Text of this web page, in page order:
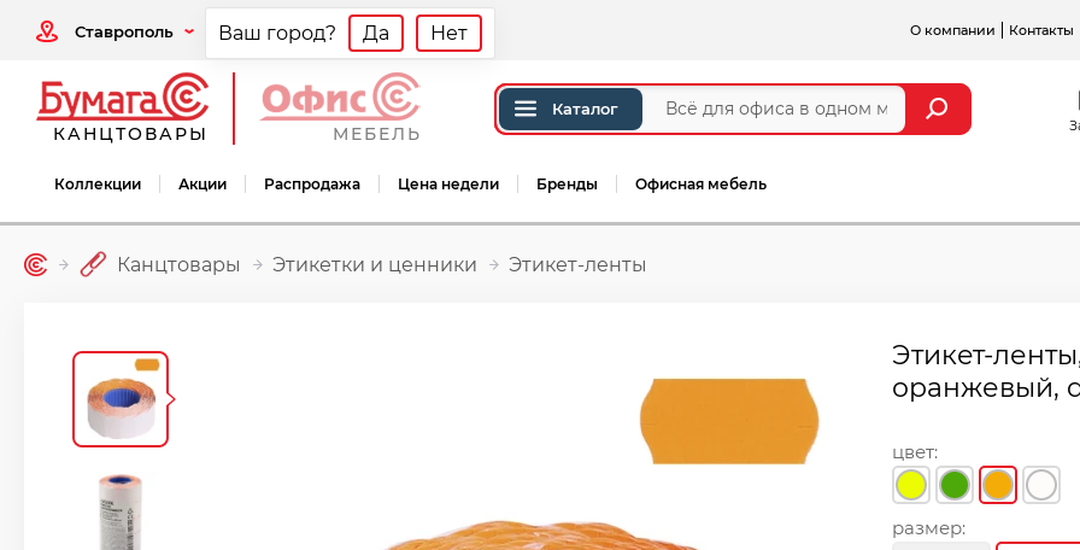
Ставрополь Ваш город? Да Нет О компании Контакты
КАНЦТОВАРЫ МЕБЕЛЬ
Каталог
Коллекции Акции Распродажа Цена недели Бренды Офисная мебель
Канцтовары Этикетки и ценники Этикет-ленты
Этикет-
оранжевый,
цвет:
размер: